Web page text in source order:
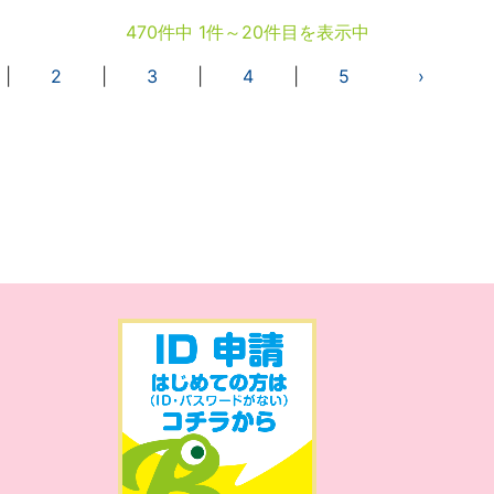
470件中 1件～20件目を表示中
2 3 4 5 ›